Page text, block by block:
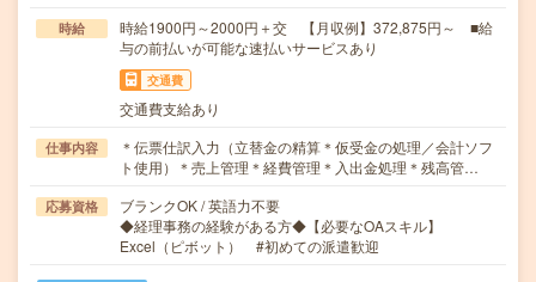
時給
時給1900円～2000円＋交 【月収例】372,875円～ ■給
与の前払いが可能な速払いサービスあり
交通費
交通費支給あり
仕事内容
＊伝票仕訳入力（立替金の精算＊仮受金の処理／会計ソフ
ト使用）＊売上管理＊経費管理＊入出金処理＊残高管…
応募資格
ブランクOK / 英語力不要
◆経理事務の経験がある方◆【必要なOAスキル】
Excel（ピボット） #初めての派遣歓迎